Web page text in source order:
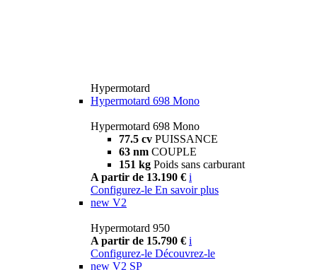
Hypermotard
Hypermotard 698 Mono
Hypermotard 698 Mono
77.5 cv PUISSANCE
63 nm COUPLE
151 kg Poids sans carburant
A partir de 13.190 € i
Configurez-le En savoir plus
new V2
Hypermotard 950
A partir de 15.790 € i
Configurez-le Découvrez-le
new V2 SP